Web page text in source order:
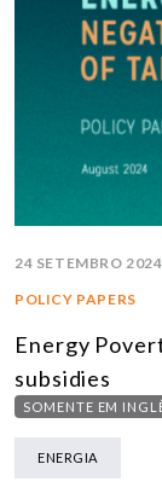
24 SETEMBRO 2024
POLICY PAPERS
Energy
subsidies
SOMENTE EM
ENERGIA